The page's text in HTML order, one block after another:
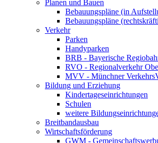
Planen und Bauen
Bebauungspläne (in
Bebauungspläne
Verkehr
Parken
Handyparken
BRB - Bayerische
RVO - Regionalverkehr
MVV - Münchner
Bildung und Erziehung
Kindertageseinrichtungen
Schulen
weitere
Breitbandausbau
Wirtschaftsförderung
GWM -